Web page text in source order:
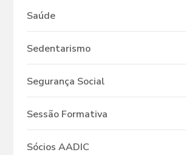
Saúde
Sedentarismo
Segurança Social
Sessão Formativa
Sócios AADIC